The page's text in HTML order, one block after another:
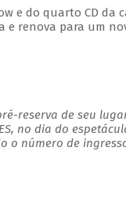
e do quarto CD da
e renova para um
reserva de seu
no dia do
o número de